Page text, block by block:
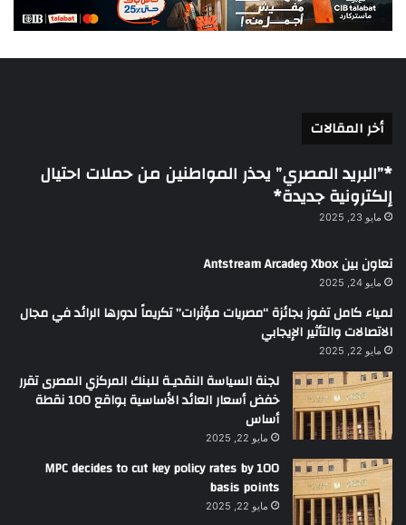
أخر المقالات
*”البريد المصري” يحذر المواطنين من حملات احتيال
إلكترونية جديدة*
مايو 23, 2025
تعاون بين Xbox وAntstream Arcade
مايو 24, 2025
لمياء كامل تفوز بجائزة “مصريات مؤثرات” تكريماً لدورها الرائد في مجال
الاتصالات والتأثير الإيجابي
مايو 22, 2025
لجنة السياسة النقديـة للبنك المركزي المصرى تقرر
خفض أسعار العائد الأساسية بواقع 100 نقطة
أساس
مايو 22, 2025
MPC decides to cut key policy rates by 100
basis points
مايو 22, 2025